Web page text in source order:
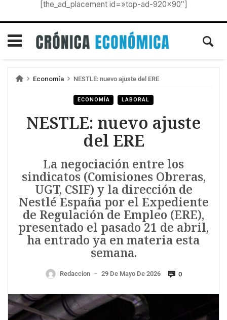
[the_ad_placement id=»top-ad-920×90″]
Economía NESTLE: nuevo ajuste del ERE
ECONOMÍA LABORAL
NESTLE: nuevo ajuste
del ERE
La negociación entre los
sindicatos (Comisiones Obreras,
UGT, CSIF) y la dirección de
Nestlé España por el Expediente
de Regulación de Empleo (ERE),
presentado el pasado 21 de abril,
ha entrado ya en materia esta
semana.
Redaccion — 29 De Mayo De 2026 0